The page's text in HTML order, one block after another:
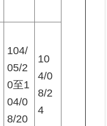
104/
05/2
0至1
04/0
8/20
10
4/0
8/2
4